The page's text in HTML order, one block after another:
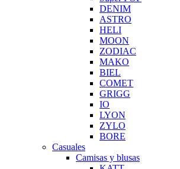
DENIM
ASTRO
HELI
MOON
ZODIAC
MAKO
BIEL
COMET
GRIGG
IO
LYON
ZYLO
BORE
Casuales
Camisas y blusas